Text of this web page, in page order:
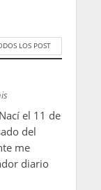
LOS POST
el 11 de
del
me
diario